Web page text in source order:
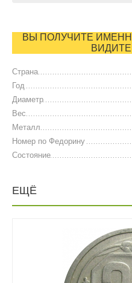
ВЫ ПОЛУЧИТЕ
Страна
Год
Диаметр
Вес
Металл
Номер по Федорину
Состояние
ЕЩЁ